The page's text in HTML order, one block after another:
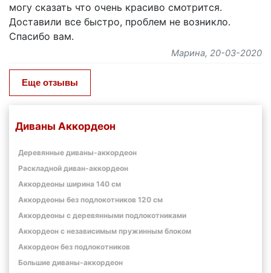
Диваны Аккордеон
Деревянные диваны-аккордеон
Раскладной диван-аккордеон
Аккордеоны ширина 140 см
Аккордеоны без подлокотников 120 см
Аккордеоны с деревянными подлокотниками
Аккордеон с независимым пружинным блоком
Аккордеон без подлокотников
Большие диваны-аккордеон
могу сказать что очень красиво смотрится.
Доставили все быстро, проблем не возникло.
Спасибо вам.
Марина, 20-03-2020
Еще отзывы